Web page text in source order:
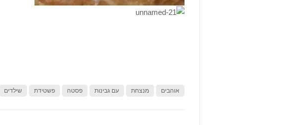
אוהבים מנצחת עם גבינות פסטה פשטידת שילדים